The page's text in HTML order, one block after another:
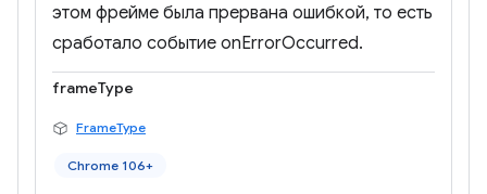
этом фрейме была прервана ошибкой, то есть
сработало событие onErrorOccurred.
frameType
FrameType
Chrome 106+